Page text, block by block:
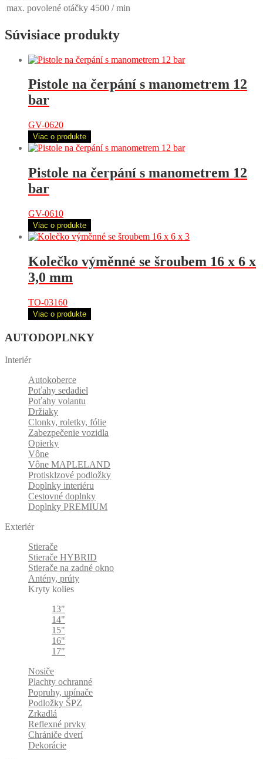
max. povolené otáčky 4500 / min
Súvisiace produkty
Pistole na čerpání s manometrem 12
bar
GV-0620
Viac o produkte
Pistole na čerpání s manometrem 12
bar
GV-0610
Viac o produkte
Kolečko výměnné se šroubem 16 x 6 x
3,0 mm
TO-03160
Viac o produkte
AUTODOPLNKY
Interiér
Autokoberce
Poťahy sedadiel
Poťahy volantu
Držiaky
Clonky, roletky, fólie
Zabezpečenie vozidla
Opierky
Vône
Vône MAPLELAND
Protisklzové podložky
Doplnky interiéru
Cestovné doplnky
Doplnky PREMIUM
Exteriér
Stierače
Stierače HYBRID
Stierače na zadné okno
Antény, prúty
Kryty kolies
13"
14"
15"
16"
17"
Nosiče
Plachty ochranné
Popruhy, upínače
Podložky ŠPZ
Zrkadlá
Reflexné prvky
Chrániče dverí
Dekorácie